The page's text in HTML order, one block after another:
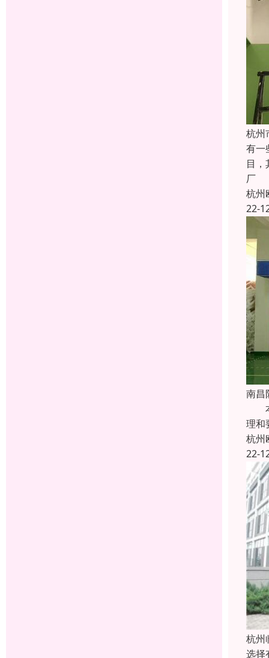
杭州
有一
目
厂
杭州
22-
南昌
本
理和
杭州
22-
杭州
选择